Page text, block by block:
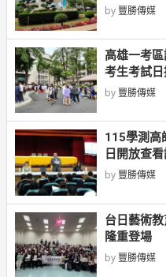
by 豐勝傳媒
高雄一考
考生考試日
by 豐勝傳媒
115學測高
日開放查
by 豐勝傳媒
台日藝術
隆重登場
by 豐勝傳媒